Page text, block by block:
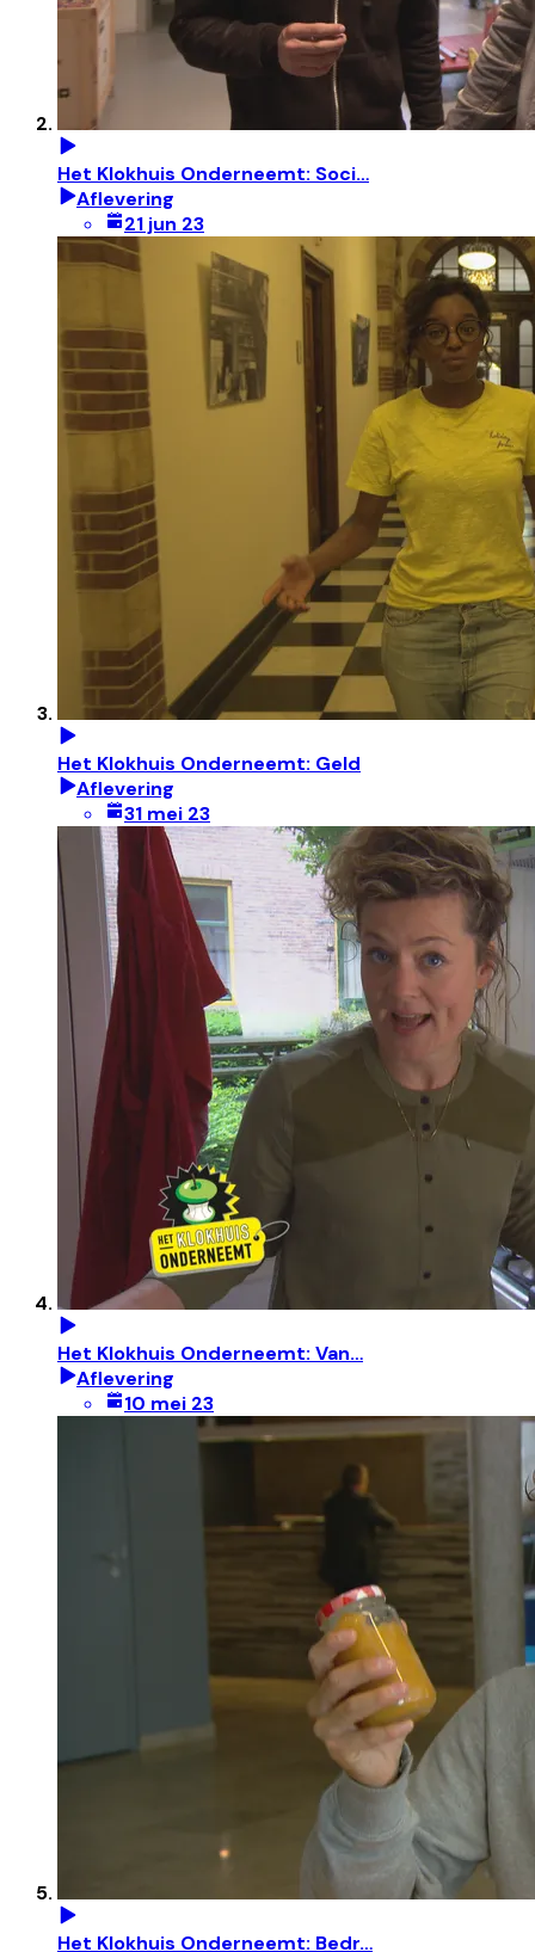
Het Klokhuis Onderneemt: Soci…
Aflevering
21 jun 23
Het Klokhuis Onderneemt: Geld
Aflevering
31 mei 23
Het Klokhuis Onderneemt: Van…
Aflevering
10 mei 23
Het Klokhuis Onderneemt: Bedr…